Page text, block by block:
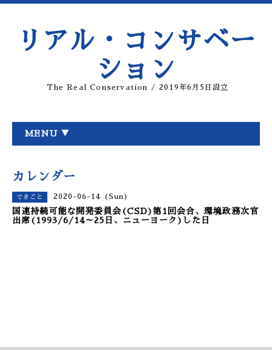
リアル・コンサベー
ション
The Real Conservation / 2019年6月5日設立
MENU ▼
カレンダー
できごと 2020-06-14 (Sun)
国連持続可能な開発委員会(CSD)第1回会合、環境政務次官
出席(1993/6/14～25日、ニューヨーク)した日